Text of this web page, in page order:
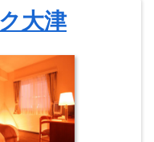
大津